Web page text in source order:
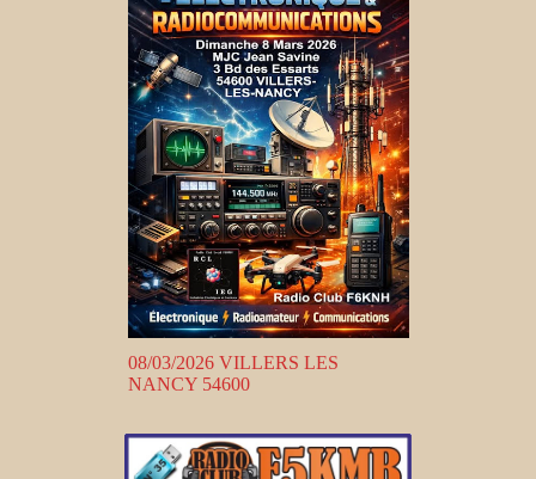
08/03/2026 VILLERS LES
NANCY 54600